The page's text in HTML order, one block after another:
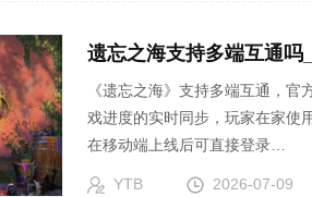
遗忘之海支持多端互通吗
《遗忘之海》支持多端互通，
戏进度的实时同步，玩家在家使
在移动端上线后可直接登录…
YTB 2026-07-09